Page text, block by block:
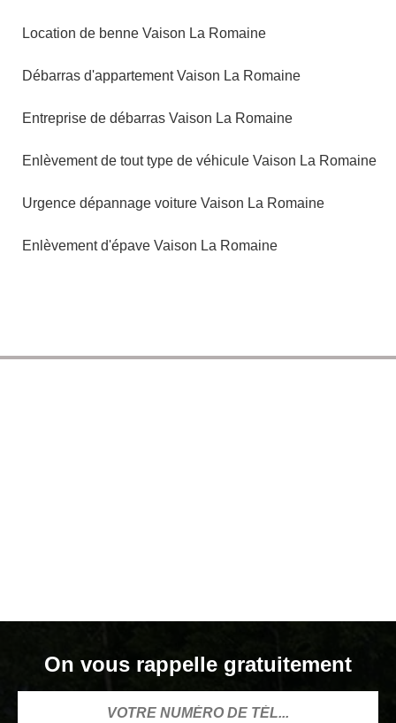
Location de benne Vaison La Romaine
Débarras d'appartement Vaison La Romaine
Entreprise de débarras Vaison La Romaine
Enlèvement de tout type de véhicule Vaison La Romaine
Urgence dépannage voiture Vaison La Romaine
Enlèvement d'épave Vaison La Romaine
On vous rappelle gratuitement